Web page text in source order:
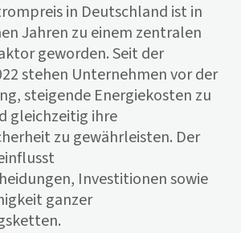
in Deutschland ist in
Jahren zu einem zentralen
geworden. Seit der
stehen Unternehmen vor der
steigende Energiekosten zu
gleichzeitig ihre
zu gewährleisten. Der
Investitionen sowie
ganzer